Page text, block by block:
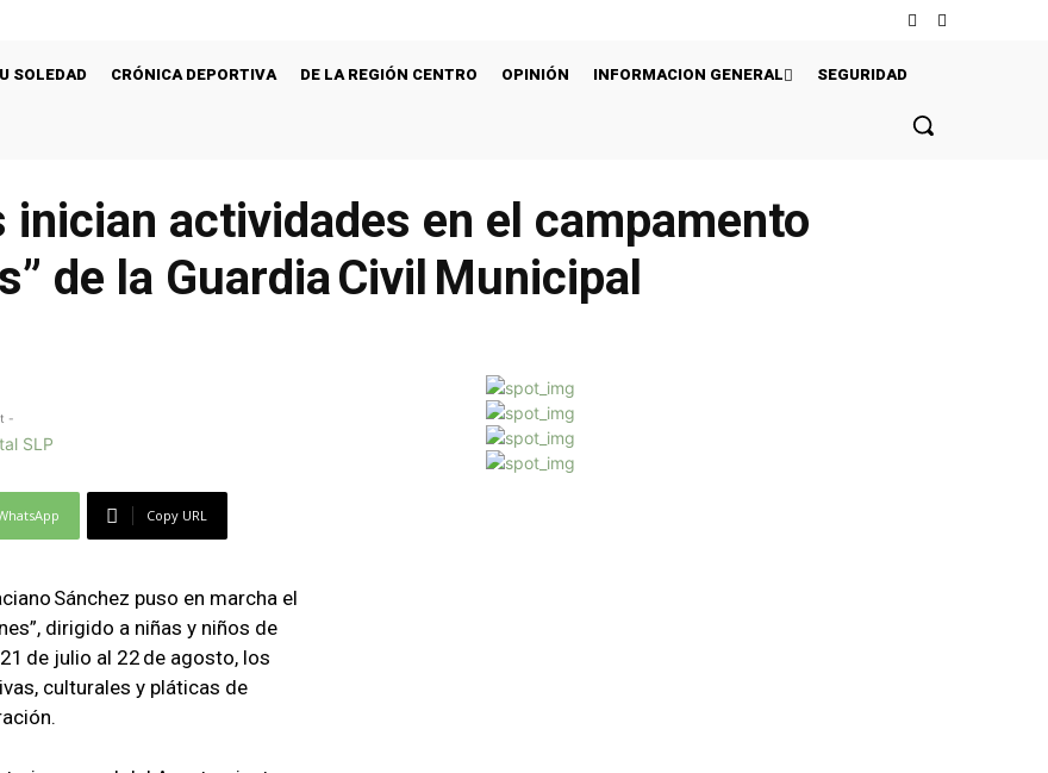
SOLEDAD CRÓNICA DEPORTIVA DE LA REGIÓN CENTRO OPINIÓN INFORMACION GENERAL SEGURIDAD
inician actividades en el campamento
de la Guardia Civil Municipal
-
Copy URL
Sánchez puso en marcha el
dirigido a niñas y niños de
de julio al 22 de agosto, los
culturales y pláticas de